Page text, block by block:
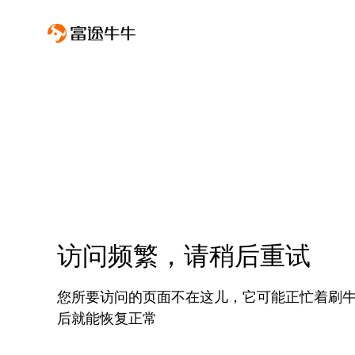
访问频繁，请稍后重试
您所要访问的页面不在这儿，它可能正忙着刷
后就能恢复正常